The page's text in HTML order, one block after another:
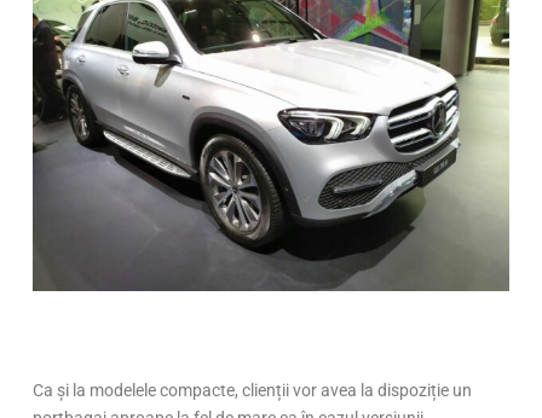
Ca și la modelele compacte, clienții vor avea la dispoziție un